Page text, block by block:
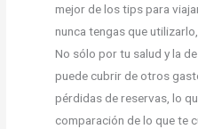
mejor de los tips para
nunca tengas que
No sólo por tu salud y la
puede cubrir de otros
pérdidas de reservas, lo
comparación de lo que te